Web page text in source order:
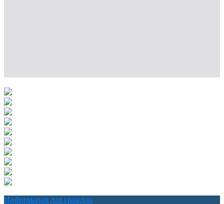
Информация для граждан